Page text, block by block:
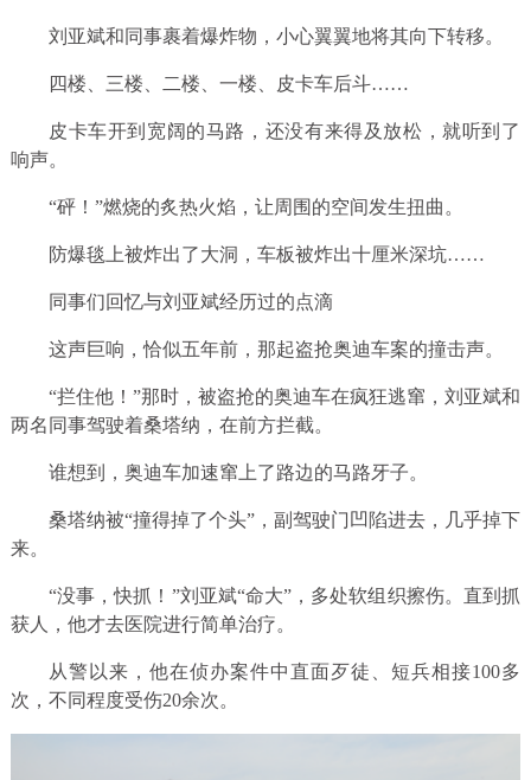
刘亚斌和同事裹着爆炸物，小心翼翼地将其向下转移。
四楼、三楼、二楼、一楼、皮卡车后斗……
皮卡车开到宽阔的马路，还没有来得及放松，就听到了
响声。
“砰！”燃烧的炙热火焰，让周围的空间发生扭曲。
防爆毯上被炸出了大洞，车板被炸出十厘米深坑……
同事们回忆与刘亚斌经历过的点滴
这声巨响，恰似五年前，那起盗抢奥迪车案的撞击声。
“拦住他！”那时，被盗抢的奥迪车在疯狂逃窜，刘亚斌和
两名同事驾驶着桑塔纳，在前方拦截。
谁想到，奥迪车加速窜上了路边的马路牙子。
桑塔纳被“撞得掉了个头”，副驾驶门凹陷进去，几乎掉下
来。
“没事，快抓！”刘亚斌“命大”，多处软组织擦伤。直到抓
获人，他才去医院进行简单治疗。
从警以来，他在侦办案件中直面歹徒、短兵相接100多
次，不同程度受伤20余次。